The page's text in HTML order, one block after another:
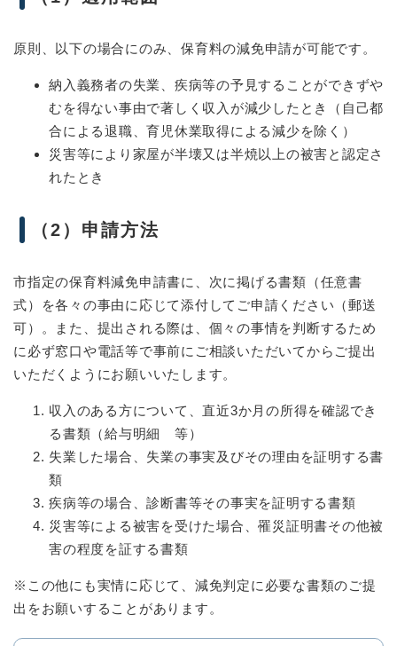
原則、以下の場合にのみ、保育料の減免申請が可能です。
納入義務者の失業、疾病等の予見することができずや
むを得ない事由で著しく収入が減少したとき（自己都
合による退職、育児休業取得による減少を除く）
災害等により家屋が半壊又は半焼以上の被害と認定さ
れたとき
（2）申請方法
市指定の保育料減免申請書に、次に掲げる書類（任意書
式）を各々の事由に応じて添付してご申請ください（郵送
可）。また、提出される際は、個々の事情を判断するため
に必ず窓口や電話等で事前にご相談いただいてからご提出
いただくようにお願いいたします。
収入のある方について、直近3か月の所得を確認でき
る書類（給与明細 等）
失業した場合、失業の事実及びその理由を証明する書
類
疾病等の場合、診断書等その事実を証明する書類
災害等による被害を受けた場合、罹災証明書その他被
害の程度を証する書類
※この他にも実情に応じて、減免判定に必要な書類のご提
出をお願いすることがあります。